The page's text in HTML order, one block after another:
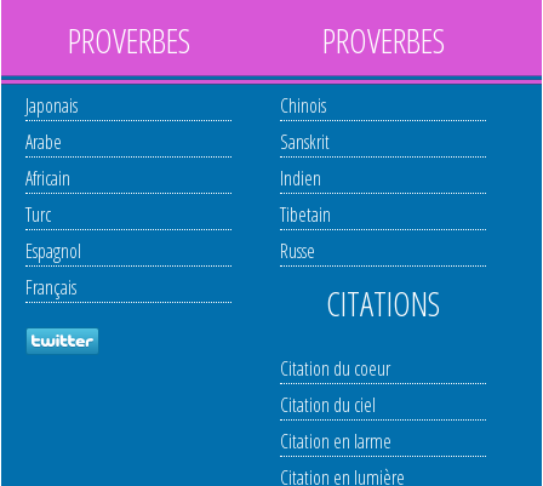
PROVERBES
Japonais
Arabe
Africain
Turc
Espagnol
Français
PROVERBES
Chinois
Sanskrit
Indien
Tibetain
Russe
CITATIONS
Citation du coeur
Citation du ciel
Citation en larme
Citation en lumière